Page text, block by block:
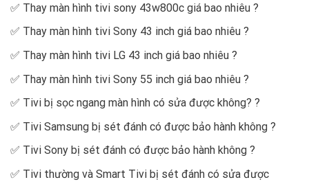
✅ Thay màn hình tivi sony 43w800c giá bao nhiêu ?
✅ Thay màn hình tivi Sony 43 inch giá bao nhiêu ?
✅ Thay màn hình tivi LG 43 inch giá bao nhiêu ?
✅ Thay màn hình tivi Sony 55 inch giá bao nhiêu ?
✅ Tivi bị sọc ngang màn hình có sửa được không? ?
✅ Tivi Samsung bị sét đánh có được bảo hành không ?
✅ Tivi Sony bị sét đánh có được bảo hành không ?
✅ Tivi thường và Smart Tivi bị sét đánh có sửa được